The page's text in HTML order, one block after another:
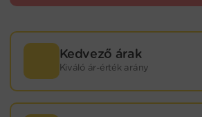
Kedvező árak
Kiváló ár-érték arány